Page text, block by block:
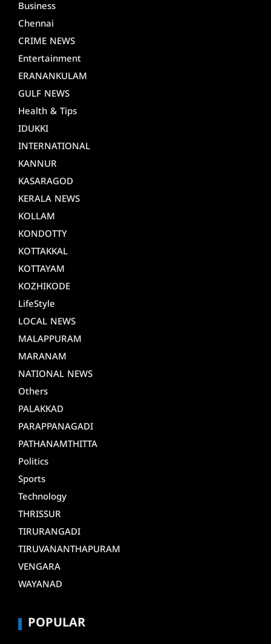
Business
Chennai
CRIME NEWS
Entertainment
ERANANKULAM
GULF NEWS
Health & Tips
IDUKKI
INTERNATIONAL
KANNUR
KASARAGOD
KERALA NEWS
KOLLAM
KONDOTTY
KOTTAKKAL
KOTTAYAM
KOZHIKODE
LifeStyle
LOCAL NEWS
MALAPPURAM
MARANAM
NATIONAL NEWS
Others
PALAKKAD
PARAPPANAGADI
PATHANAMTHITTA
Politics
Sports
Technology
THRISSUR
TIRURANGADI
TIRUVANANTHAPURAM
VENGARA
WAYANAD
POPULAR